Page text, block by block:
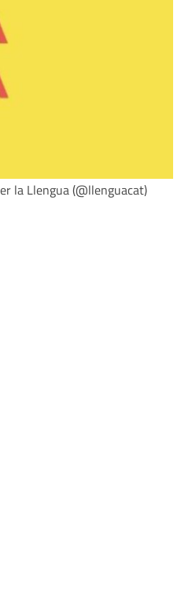
la Llengua (@llenguacat)